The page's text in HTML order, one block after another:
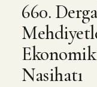
660.
Nasihatı